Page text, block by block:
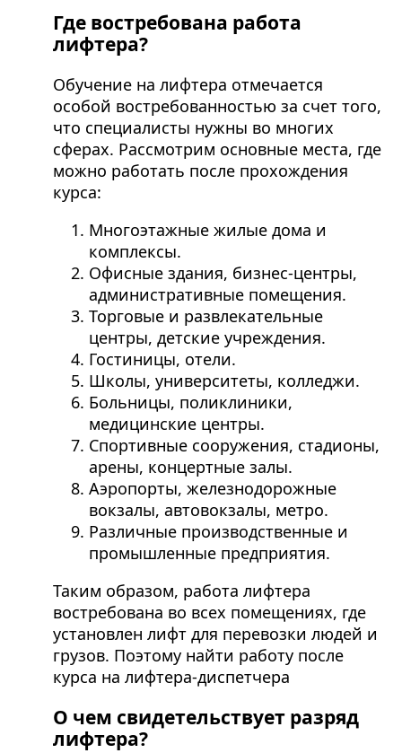
Где востребована работа
лифтера?
Обучение на лифтера отмечается
особой востребованностью за счет того,
что специалисты нужны во многих
сферах. Рассмотрим основные места, где
можно работать после прохождения
курса:
Многоэтажные жилые дома и
комплексы.
Офисные здания, бизнес-центры,
административные помещения.
Торговые и развлекательные
центры, детские учреждения.
Гостиницы, отели.
Школы, университеты, колледжи.
Больницы, поликлиники,
медицинские центры.
Спортивные сооружения, стадионы,
арены, концертные залы.
Аэропорты, железнодорожные
вокзалы, автовокзалы, метро.
Различные производственные и
промышленные предприятия.
Таким образом, работа лифтера
востребована во всех помещениях, где
установлен лифт для перевозки людей и
грузов. Поэтому найти работу после
курса на лифтера-диспетчера
О чем свидетельствует разряд
лифтера?